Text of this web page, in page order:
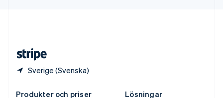
Sverige (Svenska)
Produkter och priser
Lösningar